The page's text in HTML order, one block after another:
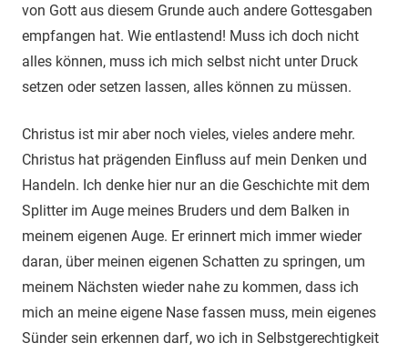
von Gott aus diesem Grunde auch andere Gottesgaben
empfangen hat. Wie entlastend! Muss ich doch nicht
alles können, muss ich mich selbst nicht unter Druck
setzen oder setzen lassen, alles können zu müssen.
Christus ist mir aber noch vieles, vieles andere mehr.
Christus hat prägenden Einfluss auf mein Denken und
Handeln. Ich denke hier nur an die Geschichte mit dem
Splitter im Auge meines Bruders und dem Balken in
meinem eigenen Auge. Er erinnert mich immer wieder
daran, über meinen eigenen Schatten zu springen, um
meinem Nächsten wieder nahe zu kommen, dass ich
mich an meine eigene Nase fassen muss, mein eigenes
Sünder sein erkennen darf, wo ich in Selbstgerechtigkeit